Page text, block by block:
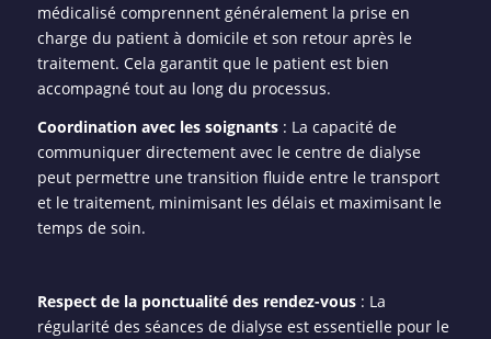
médicalisé comprennent généralement la prise en
charge du patient à domicile et son retour après le
traitement. Cela garantit que le patient est bien
accompagné tout au long du processus.
Coordination avec les soignants: La capacité de
communiquer directement avec le centre de dialyse
peut permettre une transition fluide entre le transport
et le traitement, minimisant les délais et maximisant le
temps de soin.
Respect de la ponctualité des rendez-vous: La
régularité des séances de dialyse est essentielle pour le